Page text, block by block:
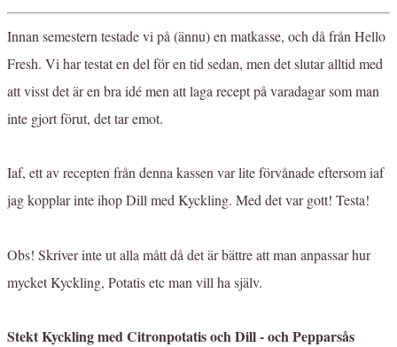
Innan semestern testade vi på (ännu) en matkasse, och då från Hello
Fresh. Vi har testat en del för en tid sedan, men det slutar alltid med
att visst det är en bra idé men att laga recept på varadagar som man
inte gjort förut, det tar emot.
Iaf, ett av recepten från denna kassen var lite förvånade eftersom iaf
jag kopplar inte ihop Dill med Kyckling. Med det var gott! Testa!
Obs! Skriver inte ut alla mått då det är bättre att man anpassar hur
mycket Kyckling, Potatis etc man vill ha själv.
Stekt Kyckling med Citronpotatis och Dill - och Pepparsås